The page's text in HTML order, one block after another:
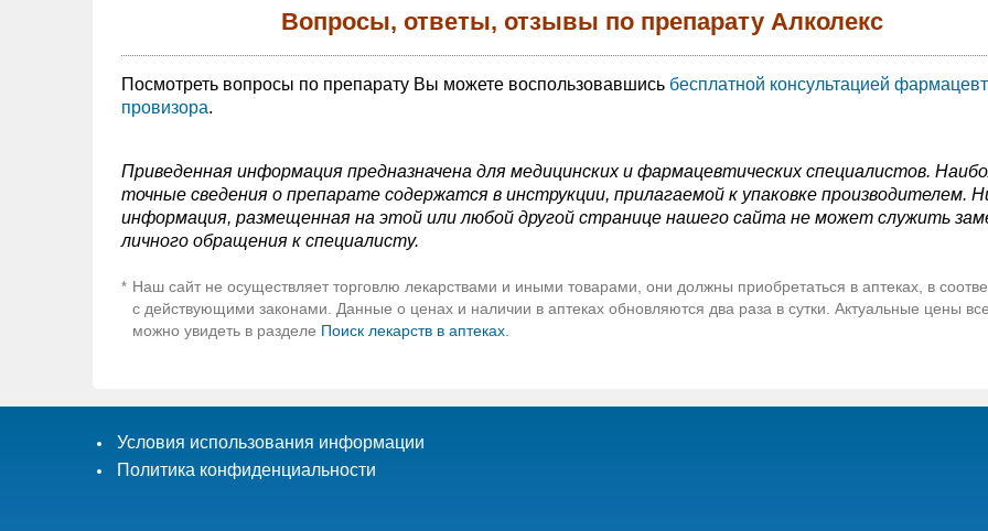
Вопросы, ответы, отзывы по препарату Алколекс
Посмотреть вопросы по препарату Вы можете воспользовавшись бесплатной консультацией
провизора.
Приведенная информация предназначена для медицинских и фармацевтических специалистов.
точные сведения о препарате содержатся в инструкции, прилагаемой к упаковке производителем.
информация, размещенная на этой или любой другой странице нашего сайта не может служить
личного обращения к специалисту.
* Наш сайт не осуществляет торговлю лекарствами и иными товарами, они должны приобретаться в аптеках, в
с действующими законами. Данные о ценах и наличии в аптеках обновляются два раза в сутки. Актуальные цены
можно увидеть в разделе Поиск лекарств в аптеках
Условия использования информации
Политика конфиденциальности